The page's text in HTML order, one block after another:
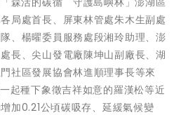
局處首長、屏東林管處朱木生副處
、楊曜委員服務處段湘玲助理、澎
長、尖山發電廠陳坤山副廠長、湖
社區發展協會林進順理事長等來
起種下象徵吉祥如意的羅漢松等近
加0.21公頃碳吸存、延緩氣候變